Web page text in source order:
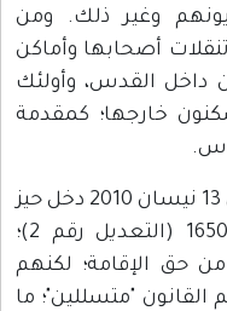
وغير ذلك. ومن
أصحابها وأماكن
داخل القدس، وأولئك
خارجها؛ كمقدمة
في 13 نيسان 2010 دخل حيز
التنفيذ قانون منع التسلل رقم 1650 (التعديل رقم 2)؛
حق الإقامة؛ لكنهم
"متسللين"؛ ما